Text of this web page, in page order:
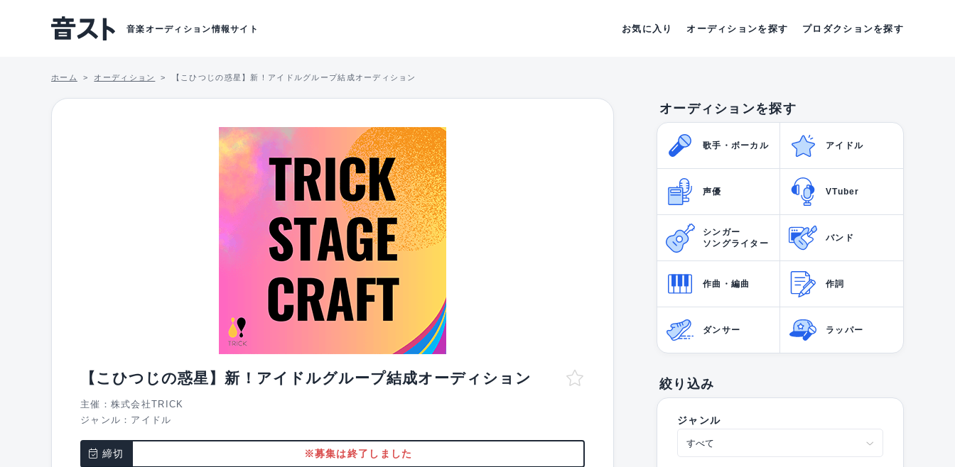
音楽オーディション情報サイト お気に入り オーディションを探す プロダクションを探す
ホーム オーディション 【こひつじの惑星】新！アイドルグループ結成オーディション
【こひつじの惑星】新！アイドルグループ結成オーディション
主催：株式会社TRICK
ジャンル： アイドル
締切 ※募集は終了しました
オーディションを探す
歌手・ボーカル アイドル
声優 VTuber
シンガー
ソングライター
バンド
作曲・編曲 作詞
ダンサー ラッパー
絞り込み
ジャンル